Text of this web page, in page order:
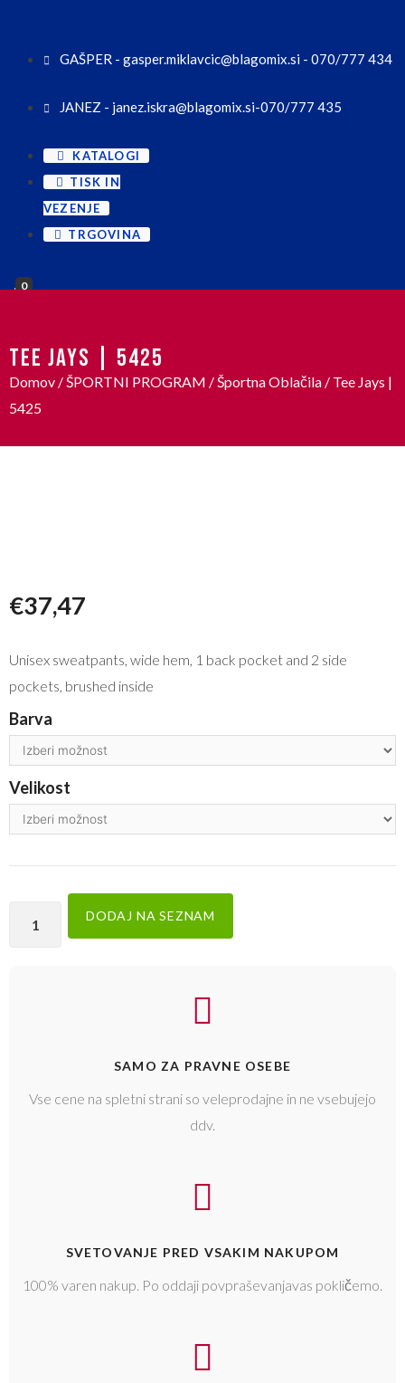
GAŠPER - gasper.miklavcic@blagomix.si - 070/777 434
JANEZ - janez.iskra@blagomix.si-070/777 435
KATALOGI
TISK IN
VEZENJE
TRGOVINA
0
TEE JAYS | 5425
Domov /ŠPORTNI PROGRAM /Športna Oblačila / Tee Jays |
5425
€37,47
Unisex sweatpants, wide hem, 1 back pocket and 2 side
pockets, brushed inside
Barva
Velikost
DODAJ NA SEZNAM
SAMO ZA PRAVNE OSEBE
Vse cene na spletni strani so veleprodajne in ne vsebujejo
ddv.
SVETOVANJE PRED VSAKIM NAKUPOM
100% varen nakup. Po oddaji povpraševanjavas pokličemo.